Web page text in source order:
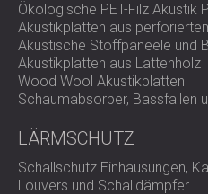
Ökologische PET-Filz Akustik
Akustikplatten aus
Akustische Stoffpaneele und
Akustikplatten aus Lattenholz
Wood Wool Akustikplatten
Schaumabsorber, Bassfallen
LÄRMSCHUTZ
Schallschutz Einhausungen,
Louvers und Schalldämpfer